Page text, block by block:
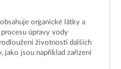
organické látky a
úpravy vody
životnosti dalších
jako jsou například zařízení